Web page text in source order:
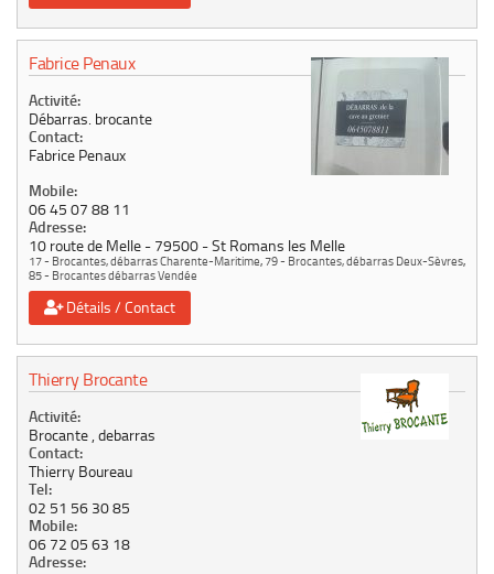
Fabrice Penaux
Activité:
Débarras. brocante
Contact:
Fabrice Penaux
Mobile:
06 45 07 88 11
Adresse:
10 route de Melle 79500 St Romans les Melle
17 - Brocantes, débarras Charente-Maritime,79 - Brocantes, débarras Deux-Sèvres,
85 - Brocantes débarras Vendée
Détails / Contact
Thierry Brocante
Activité:
Brocante , debarras
Contact:
Thierry Boureau
Tel:
02 51 56 30 85
Mobile:
06 72 05 63 18
Adresse: